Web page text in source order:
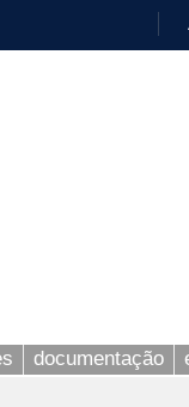
documentação